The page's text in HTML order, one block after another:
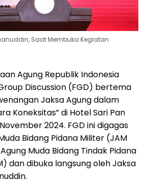
Saat Membuka Kegiatan
Agung Republik Indonesia
Discussion (FGD) bertema
Jaksa Agung dalam
Koneksitas” di Hotel Sari Pan
2024. FGD ini digagas
Bidang Pidana Militer (JAM
Muda Bidang Tindak Pidana
dan dibuka langsung oleh Jaksa